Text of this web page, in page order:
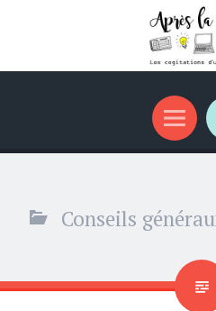
Menu
Recherche
Conseils